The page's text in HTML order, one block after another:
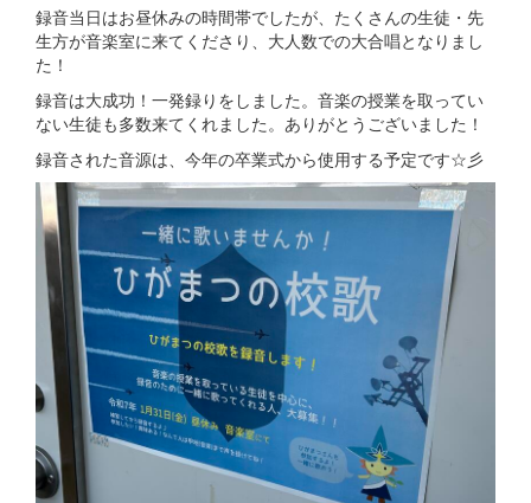
録音当日はお昼休みの時間帯でしたが、たくさんの生徒・先
生方が音楽室に来てくださり、大人数での大合唱となりまし
た！
録音は大成功！一発録りをしました。音楽の授業を取ってい
ない生徒も多数来てくれました。ありがとうございました！
録音された音源は、今年の卒業式から使用する予定です☆彡